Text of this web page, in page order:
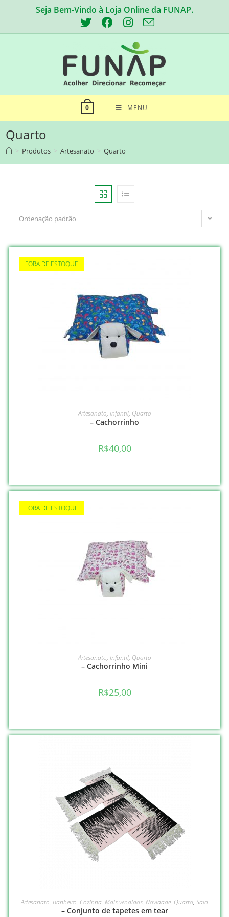
content
Seja Bem-Vindo à Loja Online da FUNAP.
0 MENU
Quarto
> Produtos > Artesanato > Quarto
Ordenação padrão
FORA DE ESTOQUE
VER OPÇÕES
Artesanato, Infantil, Quarto
– Cachorrinho
R$40,00
FORA DE ESTOQUE
VER OPÇÕES
Artesanato, Infantil, Quarto
– Cachorrinho Mini
R$25,00
VER OPÇÕES
Artesanato, Banheiro, Cozinha, Mais vendidos, Novidade, Quarto, Sala
– Conjunto de tapetes em tear